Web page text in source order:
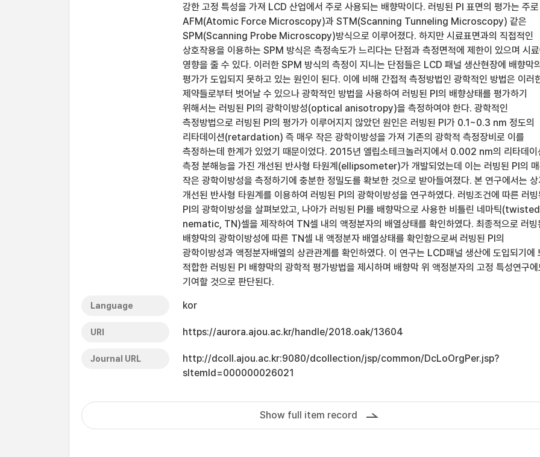
강한 고정 특성을 가져 LCD 산업에서 주로 사용되는 배향막이다. 러빙된 PI 표면의 평가는 주로
AFM(Atomic Force Microscopy)과 STM(Scanning Tunneling Microscopy) 같은
SPM(Scanning Probe Microscopy)방식으로 이루어졌다. 하지만 시료표면과의 직접적인
상호작용을 이용하는 SPM 방식은 측정속도가 느리다는 단점과 측정면적에 제한이 있으며 시료
영향을 줄 수 있다. 이러한 SPM 방식의 측정이 지니는 단점들은 LCD 패널 생산현장에 배향막의
평가가 도입되지 못하고 있는 원인이 된다. 이에 비해 간접적 측정방법인 광학적인 방법은 이러
제약들로부터 벗어날 수 있으나 광학적인 방법을 사용하여 러빙된 PI의 배향상태를 평가하기
위해서는 러빙된 PI의 광학이방성(optical anisotropy)을 측정하여야 한다. 광학적인
측정방법으로 러빙된 PI의 평가가 이루어지지 않았던 원인은 러빙된 PI가 0.1~0.3 nm 정도의
리타데이션(retardation) 즉 매우 작은 광학이방성을 가져 기존의 광학적 측정장비로 이를
측정하는데 한계가 있었기 때문이었다. 2015년 엘립소테크놀러지에서 0.002 nm의 리타데이
측정 분해능을 가진 개선된 반사형 타원계(ellipsometer)가 개발되었는데 이는 러빙된 PI의
작은 광학이방성을 측정하기에 충분한 정밀도를 확보한 것으로 받아들여졌다. 본 연구에서는 상
개선된 반사형 타원계를 이용하여 러빙된 PI의 광학이방성을 연구하였다. 러빙조건에 따른 러빙
PI의 광학이방성을 살펴보았고, 나아가 러빙된 PI를 배향막으로 사용한 비틀린 네마틱(twisted
nematic, TN)셀을 제작하여 TN셀 내의 액정분자의 배열상태를 확인하였다. 최종적으로 러빙
배향막의 광학이방성에 따른 TN셀 내 액정분자 배열상태를 확인함으로써 러빙된 PI의
광학이방성과 액정분자배열의 상관관계를 확인하였다. 이 연구는 LCD패널 생산에 도입되기에
적합한 러빙된 PI 배향막의 광학적 평가방법을 제시하며 배향막 위 액정분자의 고정 특성연구에
기여할 것으로 판단된다.
Language kor
URI https://aurora.ajou.ac.kr/handle/2018.oak/13604
Journal URL
http://dcoll.ajou.ac.kr:9080/dcollection/jsp/common/DcLoOrgPer.jsp?
sItemId=000000026021
Show full item record